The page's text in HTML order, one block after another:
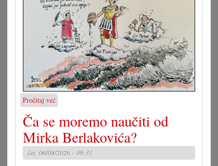
Pročitaj već
Karikatura
7.8.2026.
Ča se moremo naučiti od
Mirka Berlakovića?
čet, 06/08/2026 - 09:31